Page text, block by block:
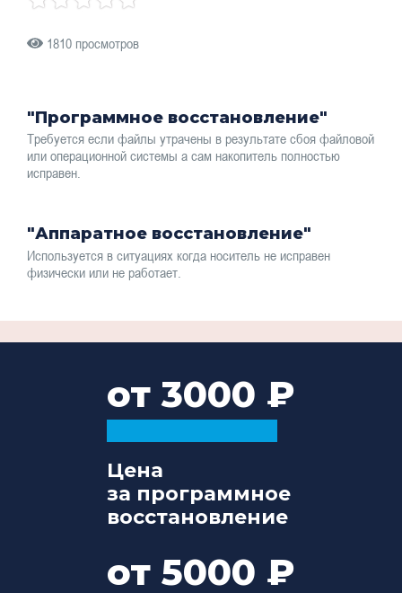
1810 просмотров
"Программное восстановление"
Требуется если файлы утрачены в результате сбоя файловой
или операционной системы а сам накопитель полностью
исправен.
"Аппаратное восстановление"
Используется в ситуациях когда носитель не исправен
физически или не работает.
от 3000
Цена
за программное
восстановление
от 5000